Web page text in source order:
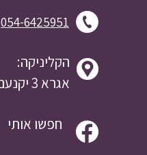
054-6425951
הקליניקה:
אגרא 3 יקנעם המושבה
חפשו אותי